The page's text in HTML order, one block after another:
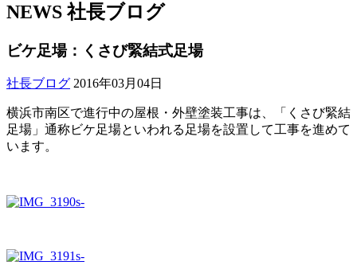
NEWS 社長ブログ
ビケ足場：くさび緊結式足場
社長ブログ 2016年03月04日
横浜市南区で進行中の屋根・外壁塗装工事は、「くさび緊結
足場」通称ビケ足場といわれる足場を設置して工事を進めて
います。